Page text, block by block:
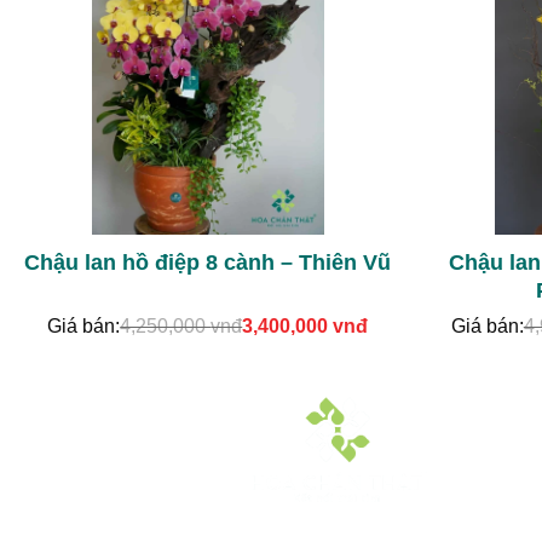
Chậu lan hồ điệp 8 cành – Thiên Vũ
Giá bán:4,250,000vnđ
Giá 3,400,000vnđ
Giá
3,400,000 vnđ.
Chậu
Giá bán: